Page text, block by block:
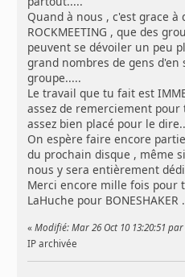
Quand à nous , c'est grace à
ROCKMEETING , que des
peuvent se dévoiler un peu
grand nombres de gens
groupe.....
Le travail que tu fait est
assez de remerciement
assez bien placé pour le
On espère faire encore
du prochain disque , même
nous y sera entièrement
Merci encore mille fois pour
LaHuche pour
«Modifié: Mar 26 Oct 10 13:20:51
IP archivée